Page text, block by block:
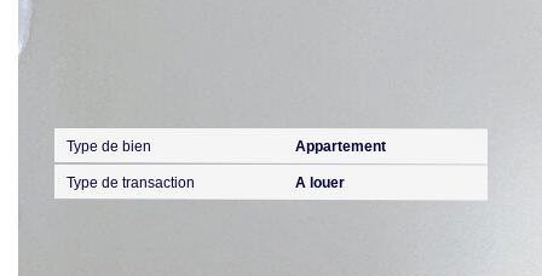
Type de bien Appartement
Type de transaction A louer